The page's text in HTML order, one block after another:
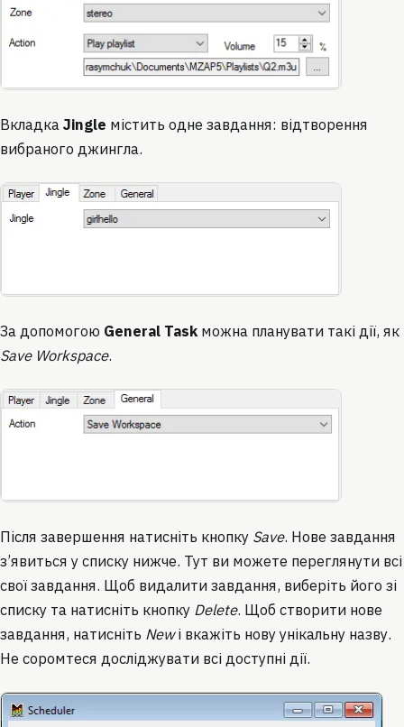
ВкладкаJingle містить одне завдання: відтворення
вибраного джингла.
За допомогою General Task можна планувати такі дії, як
Save Workspace.
Після завершення натисніть кнопку Save. Нове завдання
з’явиться у списку нижче. Тут ви можете переглянути всі
свої завдання. Щоб видалити завдання, виберіть його зі
списку та натисніть кнопку Delete. Щоб створити нове
завдання, натисніть Newі вкажіть нову унікальну назву.
Не соромтеся досліджувати всі доступні дії.